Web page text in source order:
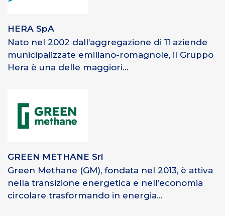
HERA SpA
Nato nel 2002 dall’aggregazione di 11 aziende
municipalizzate emiliano-romagnole, il Gruppo
Hera è una delle maggiori...
GREEN METHANE Srl
Green Methane (GM), fondata nel 2013, è attiva
nella transizione energetica e nell’economia
circolare trasformando in energia...